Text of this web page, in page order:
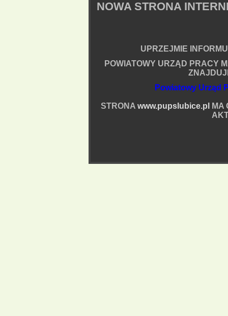
NOWA STRONA
UPRZEJMIE
POWIATOWY URZĄD PRACY
Powiatowy Urząd
STRONA www.pupslubice.pl
MA